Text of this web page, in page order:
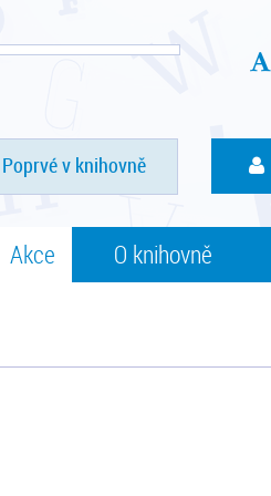
v knihovně
Akce O knihovně